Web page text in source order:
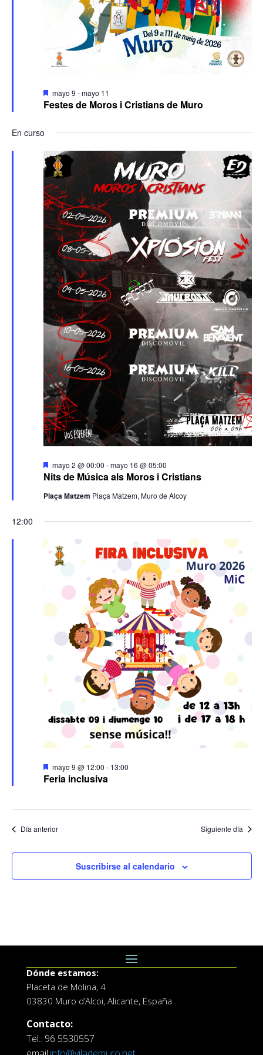
Festes de Moros i Cristians de Muro
Destacado
mayo 9 -mayo 11
En curso
Nits de Música als Moros i Cristians
Destacado
mayo 2 @ 00:00 -mayo 16 @ 05:00
Plaça Matzem Plaça Matzem, Muro de Alcoy
12:00
Feria inclusiva
Destacado
mayo 9 @ 12:00 - 13:00
Día anterior Siguiente día
Suscribirse al calendario
Dónde estamos:
Placeta de Molina, 4
03830 Muro d’Alcoi, Alicante, España
Contacto:
Tel.: 96 5530557